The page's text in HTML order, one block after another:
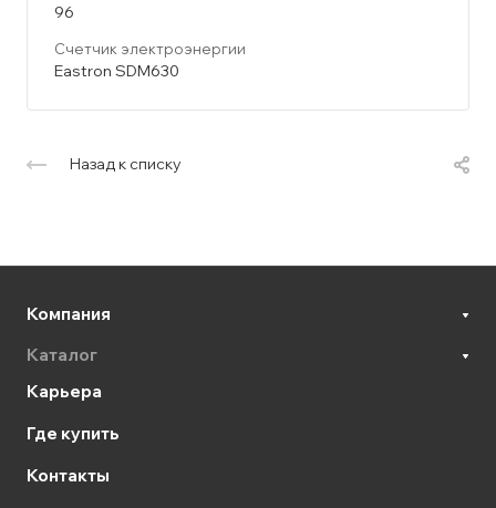
96
Счетчик электроэнергии
Eastron SDM630
Назад к списку
Компания
Каталог
Карьера
Где купить
Контакты